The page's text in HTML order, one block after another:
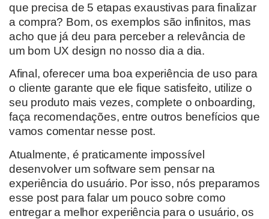
que precisa de 5 etapas exaustivas para finalizar
a compra? Bom, os exemplos são infinitos, mas
acho que já deu para percebera relevância de
um bom UX design no nosso dia a dia.
Afinal, oferecer uma boa experiência de uso para
o cliente garante que ele fique satisfeito, utilize o
seu produto mais vezes,complete oonboarding,
faça recomendações,entre outros benefícios que
vamos comentar nesse post.
Atualmente, é praticamente impossível
desenvolver um software sem pensar na
experiência do usuário. Por isso, nós preparamos
esse post para falar um pouco sobre como
entregar a melhor experiência para o usuário, os